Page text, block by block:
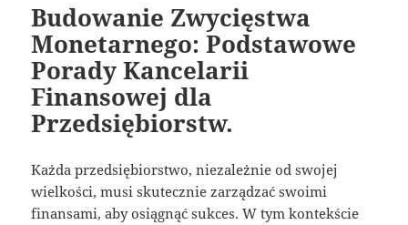
Budowanie Zwycięstwa
Monetarnego: Podstawowe
Porady Kancelarii
Finansowej dla
Przedsiębiorstw.
Każda przedsiębiorstwo, niezależnie od swojej
wielkości, musi skutecznie zarządzać swoimi
finansami, aby osiągnąć sukces. W tym kontekście